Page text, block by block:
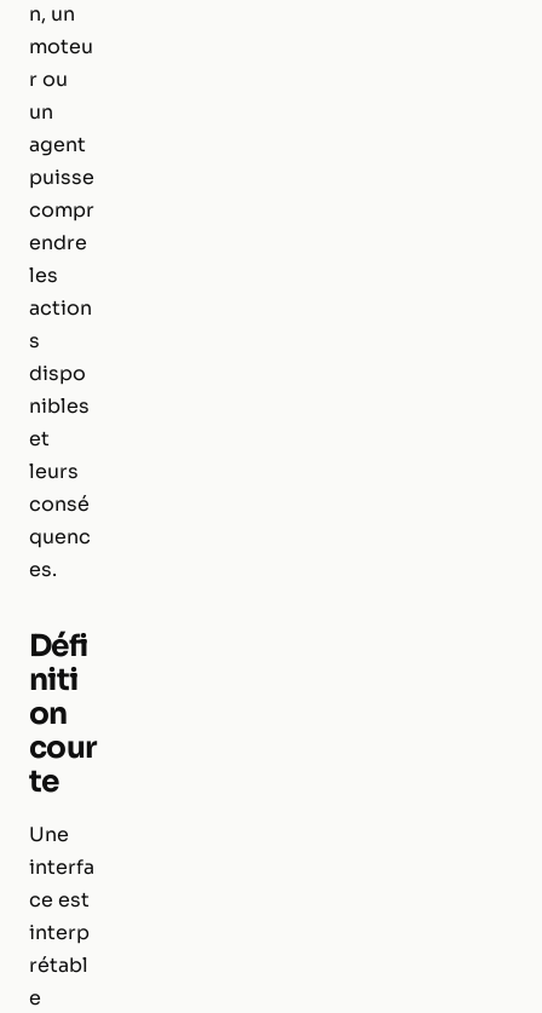
n, un
moteu
r ou
un
agent
puisse
compr
endre
les
action
s
dispo
nibles
et
leurs
consé
quenc
es.
Défi
niti
on
cour
te
Une
interfa
ce est
interp
rétabl
e